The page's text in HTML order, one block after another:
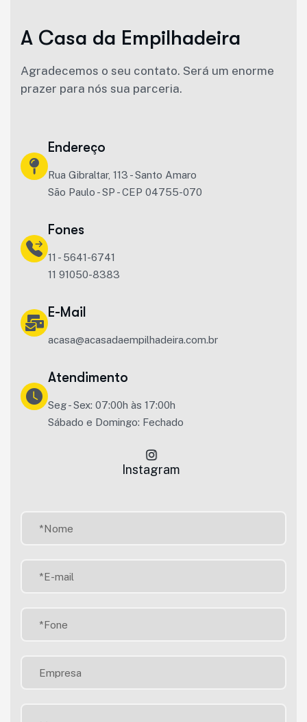
A Casa da Empilhadeira
Agradecemos o seu contato. Será um enorme
prazer para nós sua parceria.
Endereço
Rua Gibraltar, 113 - Santo Amaro
São Paulo - SP - CEP 04755-070
Fones
11 - 5641-6741
11 91050-8383
E-Mail
acasa@acasadaempilhadeira.com.br
Atendimento
Seg - Sex: 07:00h às 17:00h
Sábado e Domingo: Fechado
Instagram